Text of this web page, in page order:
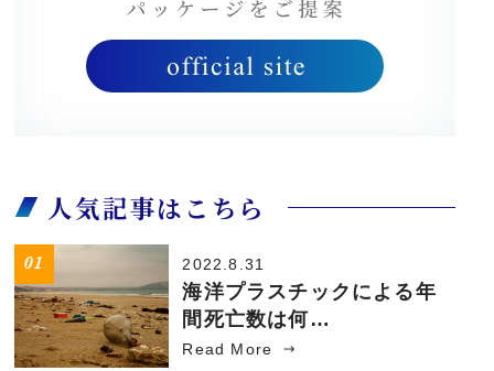
人気記事はこちら
2022.8.31
海洋プラスチックによる年
間死亡数は何…
Read More